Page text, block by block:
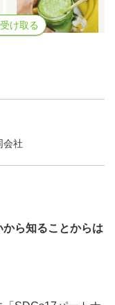
け取る
会社
ら知ることからは